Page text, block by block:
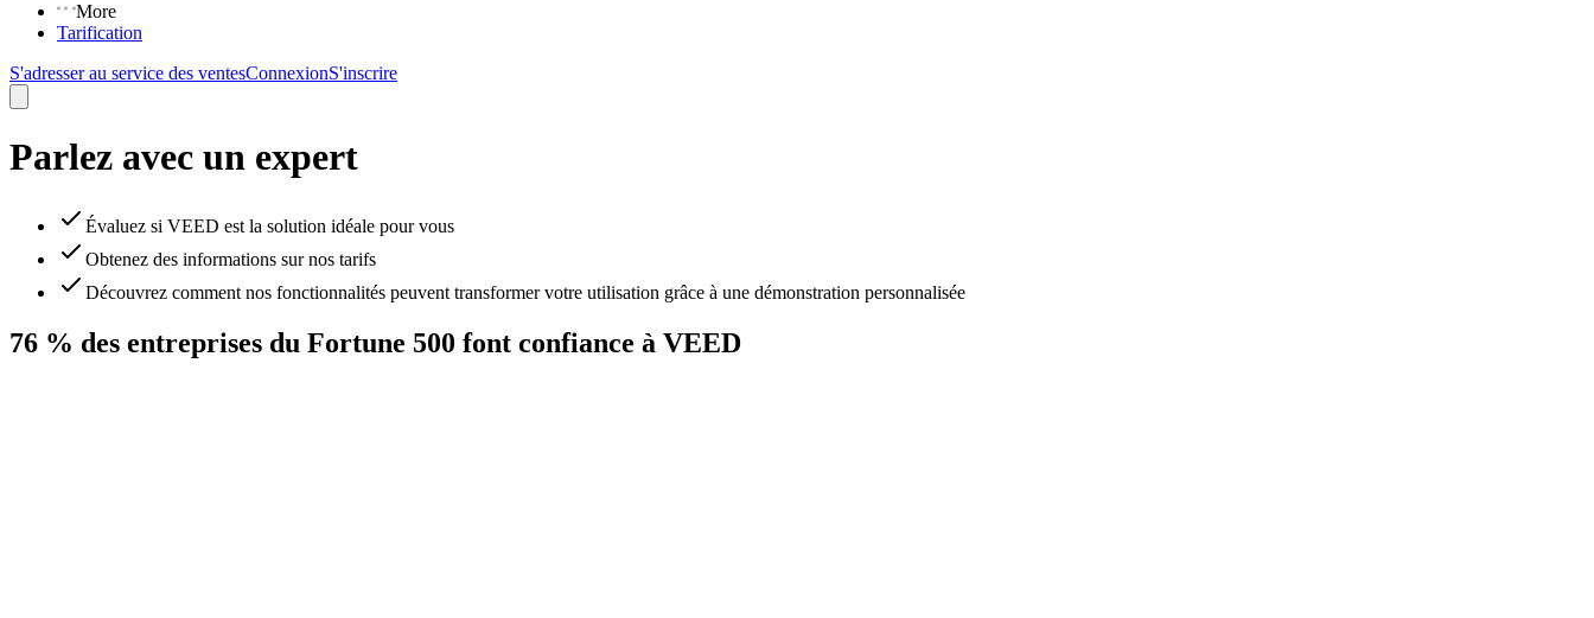
More
Tarification
S'adresser au service des ventesConnexionS'inscrire
Parlez avec un expert
Évaluez si VEED est la solution idéale pour vous
Obtenez des informations sur nos tarifs
Découvrez comment nos fonctionnalités peuvent transformer votre utilisation grâce à une démonstration personnalisée
76 % des entreprises du Fortune 500 font confiance à VEED